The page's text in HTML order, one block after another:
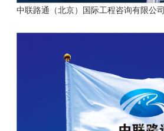
中联路通（北京）国际工程咨询有限公司